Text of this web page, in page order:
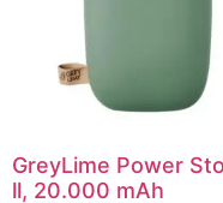
GreyLime Power
ll, 20.000 mAh